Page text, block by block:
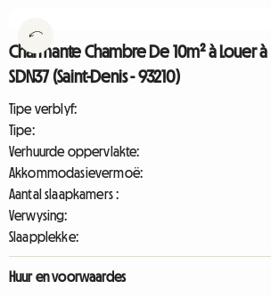
Charmante Chambre De 10m² à Louer à
SDN37 (Saint-Denis - 93210)
Tipe verblyf:
Tipe:
Verhuurde oppervlakte:
Akkommodasievermoë:
Aantal slaapkamers :
Verwysing:
Slaapplekke:
Huur en voorwaardes